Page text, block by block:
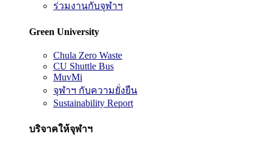
ร่วมงานกับจุฬาฯ
Green University
Chula Zero Waste
CU Shuttle Bus
MuvMi
จุฬาฯ กับความยั่งยืน
Sustainability Report
บริจาคให้จุฬาฯ